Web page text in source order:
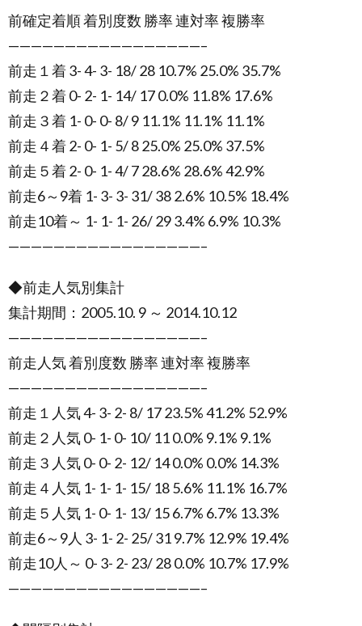
前確定着順 着別度数 勝率 連対率 複勝率
—————————————————–
前走１着 3- 4- 3- 18/ 28 10.7% 25.0% 35.7%
前走２着 0- 2- 1- 14/ 17 0.0% 11.8% 17.6%
前走３着 1- 0- 0- 8/ 9 11.1% 11.1% 11.1%
前走４着 2- 0- 1- 5/ 8 25.0% 25.0% 37.5%
前走５着 2- 0- 1- 4/ 7 28.6% 28.6% 42.9%
前走6～9着 1- 3- 3- 31/ 38 2.6% 10.5% 18.4%
前走10着～ 1- 1- 1- 26/ 29 3.4% 6.9% 10.3%
—————————————————–
◆前走人気別集計
集計期間：2005.10. 9 ～ 2014.10.12
—————————————————–
前走人気 着別度数 勝率 連対率 複勝率
—————————————————–
前走１人気 4- 3- 2- 8/ 17 23.5% 41.2% 52.9%
前走２人気 0- 1- 0- 10/ 11 0.0% 9.1% 9.1%
前走３人気 0- 0- 2- 12/ 14 0.0% 0.0% 14.3%
前走４人気 1- 1- 1- 15/ 18 5.6% 11.1% 16.7%
前走５人気 1- 0- 1- 13/ 15 6.7% 6.7% 13.3%
前走6～9人 3- 1- 2- 25/ 31 9.7% 12.9% 19.4%
前走10人～ 0- 3- 2- 23/ 28 0.0% 10.7% 17.9%
—————————————————–